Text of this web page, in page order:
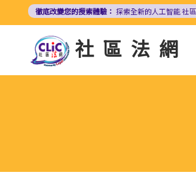
徹底改變您的搜索體驗： 探索全新的人工智能社
社區法網